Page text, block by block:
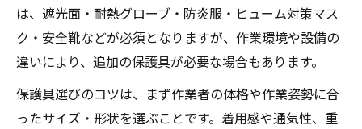
は、遮光面・耐熱グローブ・防炎服・ヒューム対策マス
ク・安全靴などが必須となりますが、作業環境や設備の
違いにより、追加の保護具が必要な場合もあります。
保護具選びのコツは、まず作業者の体格や作業姿勢に合
ったサイズ・形状を選ぶことです。着用感や通気性、重